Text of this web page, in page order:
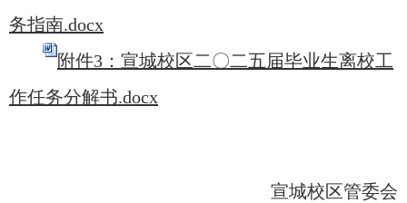
务指南.docx
附件3：宣城校区二〇二五届毕业生离校工
作任务分解书.docx
宣城校区管委会